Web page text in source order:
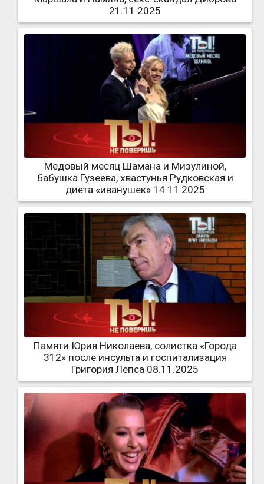
21.11.2025
Медовый месяц Шамана и Мизулиной,
бабушка Гузеева, хвастунья Рудковская и
диета «иванушек» 14.11.2025
Памяти Юрия Николаева, солистка «Города
312» после инсульта и госпитализация
Григория Лепса 08.11.2025